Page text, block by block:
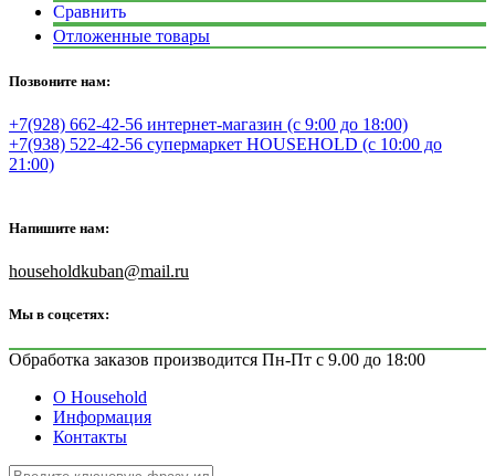
Сравнить
Отложенные товары
Позвоните нам:
+7(928) 662-42-56 интернет-магазин (с 9:00 до 18:00)
+7(938) 522-42-56 супермаркет HOUSEHOLD (с 10:00 до
21:00)
Напишите нам:
householdkuban@mail.ru
Мы в соцсетях:
Обработка заказов производится Пн-Пт с 9.00 до 18:00
О Household
Информация
Контакты